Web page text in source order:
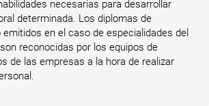
necesarias para desarrollar
determinada. Los diplomas de
en el caso de especialidades del
reconocidas por los equipos de
de las empresas a la hora de realizar